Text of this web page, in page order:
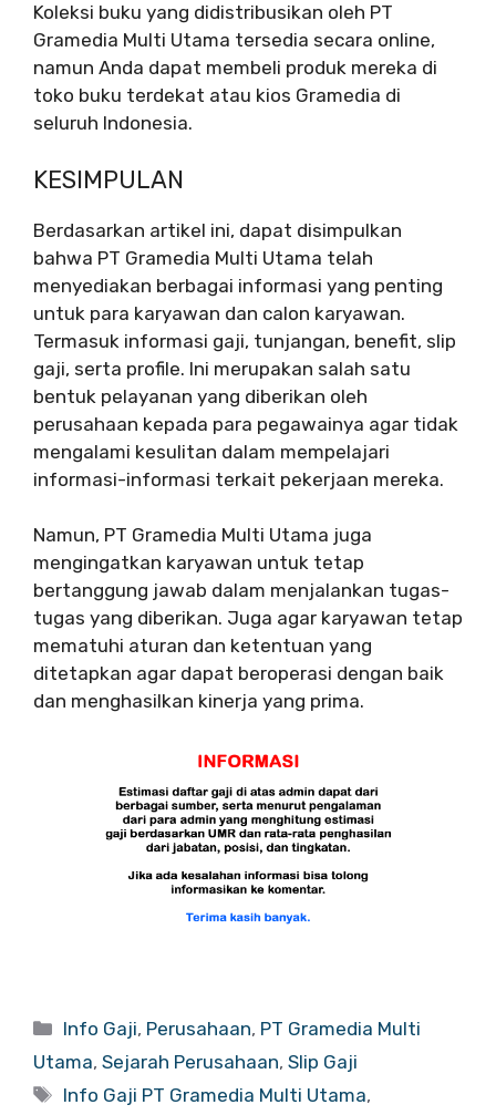
Koleksi buku yang didistribusikan oleh PT
Gramedia Multi Utama tersedia secara online,
namun Anda dapat membeli produk mereka di
toko buku terdekat atau kios Gramedia di
seluruh Indonesia.
KESIMPULAN
Berdasarkan artikel ini, dapat disimpulkan
bahwa PT Gramedia Multi Utama telah
menyediakan berbagai informasi yang penting
untuk para karyawan dan calon karyawan.
Termasuk informasi gaji, tunjangan, benefit, slip
gaji, serta profile. Ini merupakan salah satu
bentuk pelayanan yang diberikan oleh
perusahaan kepada para pegawainya agar tidak
mengalami kesulitan dalam mempelajari
informasi-informasi terkait pekerjaan mereka.
Namun, PT Gramedia Multi Utama juga
mengingatkan karyawan untuk tetap
bertanggung jawab dalam menjalankan tugas-
tugas yang diberikan. Juga agar karyawan tetap
mematuhi aturan dan ketentuan yang
ditetapkan agar dapat beroperasi dengan baik
dan menghasilkan kinerja yang prima.
Categories
Info Gaji, Perusahaan, PT Gramedia Multi
Utama, Sejarah Perusahaan, Slip Gaji
Tags
Info Gaji PT Gramedia Multi Utama,